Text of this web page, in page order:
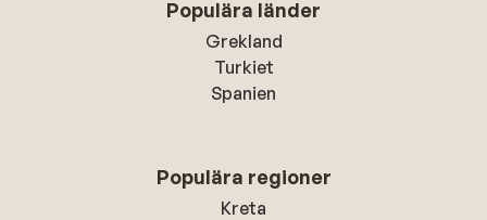
Populära länder
Grekland
Turkiet
Spanien
Populära regioner
Kreta